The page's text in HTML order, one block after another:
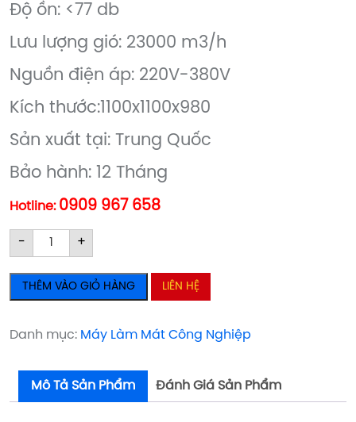
Độ ồn: <77 db
Lưu lượng gió: 23000 m3/h
Nguồn điện áp: 220V-380V
Kích thước:1100x1100x980
Sản xuất tại: Trung Quốc
Bảo hành: 12 Tháng
Hotline: 0909 967 658
Máy
làm
mát
23000
lượng
-
Máy
làm
mát
23000
lượng
+
THÊM VÀO GIỎ HÀNG LIÊN HỆ
Danh mục: Máy Làm Mát Công Nghiệp
Mô Tả Sản Phẩm Đánh Giá Sản Phẩm